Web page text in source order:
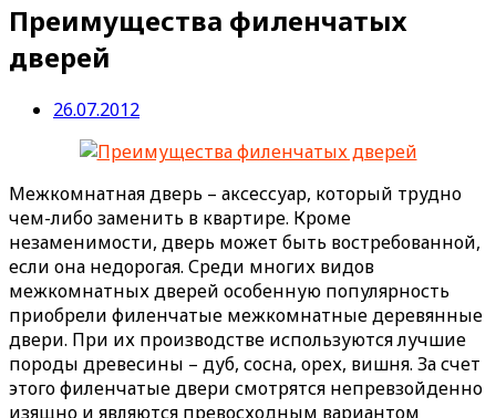
Преимущества филенчатых
дверей
26.07.2012
Межкомнатная дверь – аксессуар, который трудно
чем-либо заменить в квартире. Кроме
незаменимости, дверь может быть востребованной,
если она недорогая. Среди многих видов
межкомнатных дверей особенную популярность
приобрели филенчатые межкомнатные деревянные
двери. При их производстве используются лучшие
породы древесины – дуб, сосна, орех, вишня. За счет
этого филенчатые двери смотрятся непревзойденно
изящно и являются превосходным вариантом